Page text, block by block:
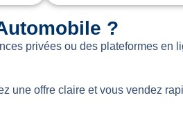
?
privées ou des plateformes
une offre claire et vous vendez